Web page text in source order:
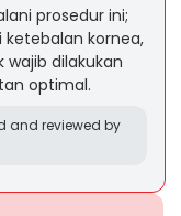
prosedur ini;
kornea,
wajib dilakukan
optimal.
and reviewed by